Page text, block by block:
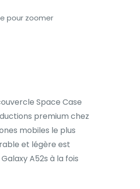
pour zoomer
Space Case
premium chez
mobiles le plus
et légère est
A52s à la fois